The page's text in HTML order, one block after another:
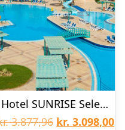
Hotel SUNRISE Select Garden Beach
3.877,96 Den
kr. 3.098,00